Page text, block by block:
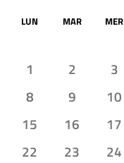
LUN MAR MER
1 2 3
8
9 10
15
16 17
22
23 24